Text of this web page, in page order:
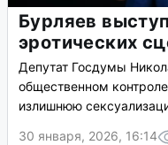
Бурляев
эротических
Депутат Госдумы
общественном
излишнюю
30 января, 2026, 16:14